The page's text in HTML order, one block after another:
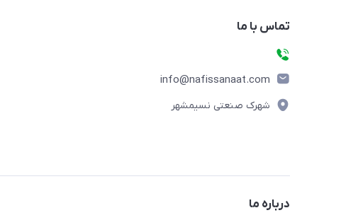
تماس با ما
info@nafissanaat.com
شهرک صنعتی نسیمشهر
درباره ما